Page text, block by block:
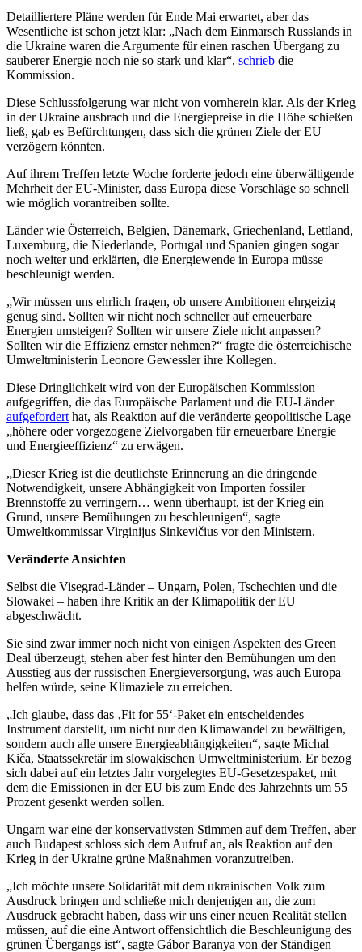
Detailliertere Pläne werden für Ende Mai erwartet, aber das
Wesentliche ist schon jetzt klar: „Nach dem Einmarsch Russlands in
die Ukraine waren die Argumente für einen raschen Übergang zu
sauberer Energie noch nie so stark und klar“, schrieb die
Kommission.
Diese Schlussfolgerung war nicht von vornherein klar. Als der Krieg
in der Ukraine ausbrach und die Energiepreise in die Höhe schießen
ließ, gab es Befürchtungen, dass sich die grünen Ziele der EU
verzögern könnten.
Auf ihrem Treffen letzte Woche forderte jedoch eine überwältigende
Mehrheit der EU-Minister, dass Europa diese Vorschläge so schnell
wie möglich vorantreiben sollte.
Länder wie Österreich, Belgien, Dänemark, Griechenland, Lettland,
Luxemburg, die Niederlande, Portugal und Spanien gingen sogar
noch weiter und erklärten, die Energiewende in Europa müsse
beschleunigt werden.
„Wir müssen uns ehrlich fragen, ob unsere Ambitionen ehrgeizig
genug sind. Sollten wir nicht noch schneller auf erneuerbare
Energien umsteigen? Sollten wir unsere Ziele nicht anpassen?
Sollten wir die Effizienz ernster nehmen?“ fragte die österreichische
Umweltministerin Leonore Gewessler ihre Kollegen.
Diese Dringlichkeit wird von der Europäischen Kommission
aufgegriffen, die das Europäische Parlament und die EU-Länder
aufgefordert hat, als Reaktion auf die veränderte geopolitische Lage
„höhere oder vorgezogene Zielvorgaben für erneuerbare Energie
und Energieeffizienz“ zu erwägen.
„Dieser Krieg ist die deutlichste Erinnerung an die dringende
Notwendigkeit, unsere Abhängigkeit von Importen fossiler
Brennstoffe zu verringern… wenn überhaupt, ist der Krieg ein
Grund, unsere Bemühungen zu beschleunigen“, sagte
Umweltkommissar Virginijus Sinkevičius vor den Ministern.
Veränderte Ansichten
Selbst die Visegrad-Länder – Ungarn, Polen, Tschechien und die
Slowakei – haben ihre Kritik an der Klimapolitik der EU
abgeschwächt.
Sie sind zwar immer noch nicht von einigen Aspekten des Green
Deal überzeugt, stehen aber fest hinter den Bemühungen um den
Ausstieg aus der russischen Energieversorgung, was auch Europa
helfen würde, seine Klimaziele zu erreichen.
„Ich glaube, dass das ‚Fit for 55‘-Paket ein entscheidendes
Instrument darstellt, um nicht nur den Klimawandel zu bewältigen,
sondern auch alle unsere Energieabhängigkeiten“, sagte Michal
Kiča, Staatssekretär im slowakischen Umweltministerium. Er bezog
sich dabei auf ein letztes Jahr vorgelegtes EU-Gesetzespaket, mit
dem die Emissionen in der EU bis zum Ende des Jahrzehnts um 55
Prozent gesenkt werden sollen.
Ungarn war eine der konservativsten Stimmen auf dem Treffen, aber
auch Budapest schloss sich dem Aufruf an, als Reaktion auf den
Krieg in der Ukraine grüne Maßnahmen voranzutreiben.
„Ich möchte unsere Solidarität mit dem ukrainischen Volk zum
Ausdruck bringen und schließe mich denjenigen an, die zum
Ausdruck gebracht haben, dass wir uns einer neuen Realität stellen
müssen, auf die eine Antwort offensichtlich die Beschleunigung des
grünen Übergangs ist“, sagte Gábor Baranya von der Ständigen